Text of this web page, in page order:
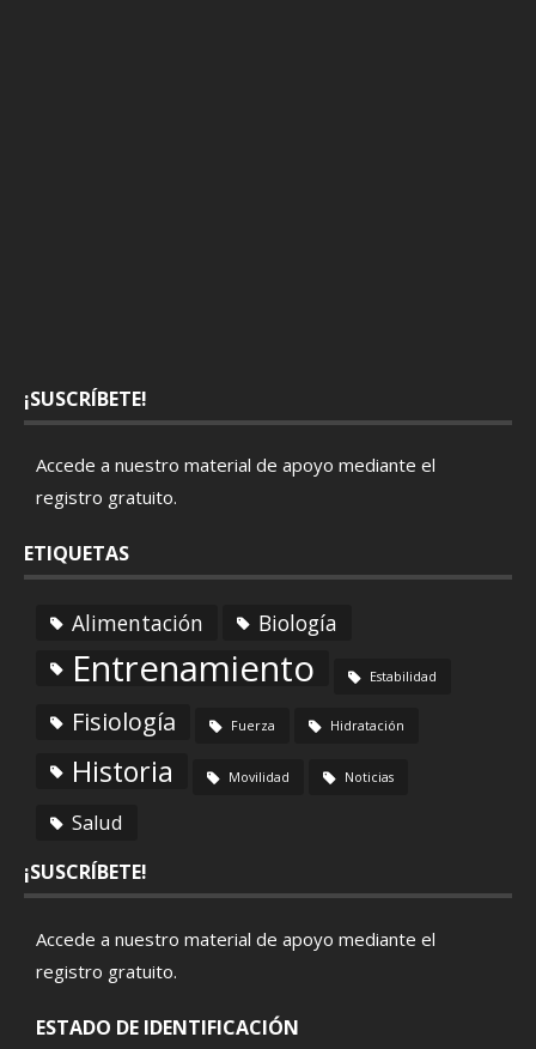
¡SUSCRÍBETE!
Accede a nuestro material de apoyo mediante el
registro gratuito.
ETIQUETAS
Alimentación Biología
Entrenamiento Estabilidad
Fisiología Fuerza Hidratación
Historia Movilidad Noticias
Salud
¡SUSCRÍBETE!
Accede a nuestro material de apoyo mediante el
registro gratuito.
ESTADO DE IDENTIFICACIÓN